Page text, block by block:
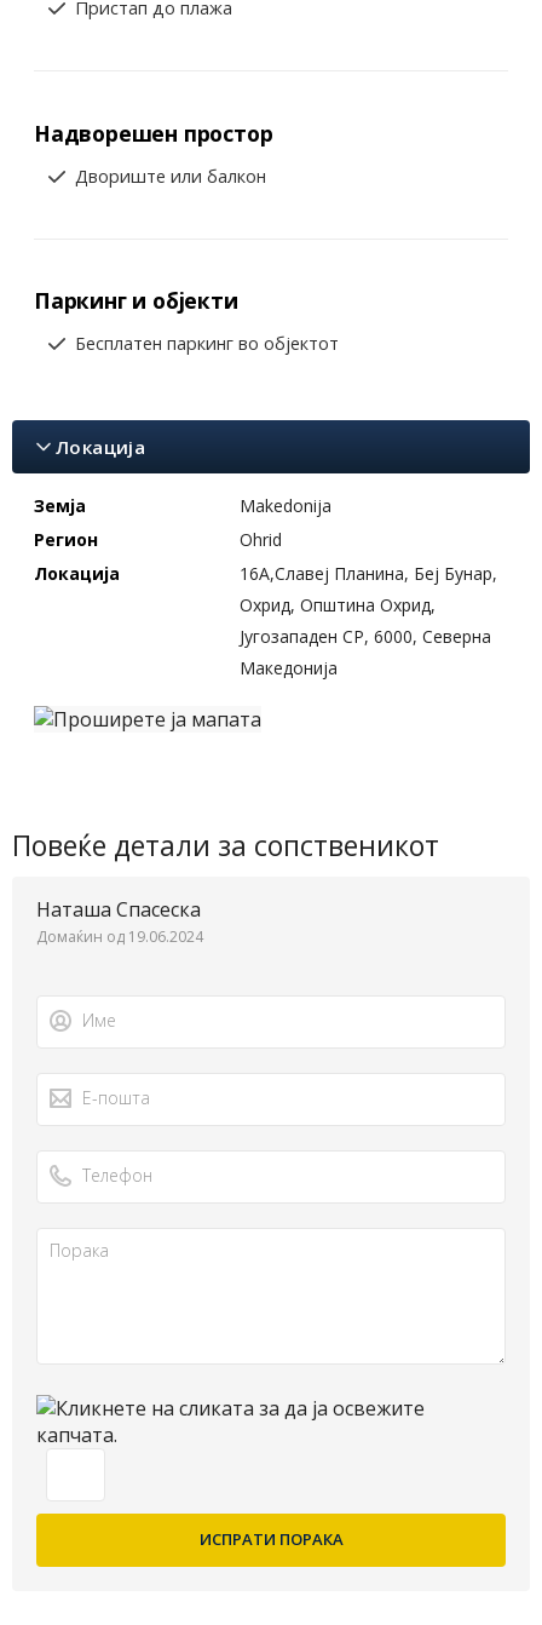
Пристап до плажа
Надворешен простор
Двориште или балкон
Паркинг и објекти
Бесплатен паркинг во објектот
Локација
Земја
Makedonija
Регион
Ohrid
Локација
16А,Славеј Планина, Беј Бунар,
Охрид, Општина Охрид,
Југозападен СР, 6000, Северна
Македонија
Повеќе детали за сопственикот
Наташа Спасеска
Домаќин од 19.06.2024